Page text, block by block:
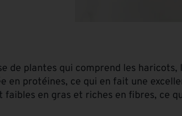
de plantes qui comprend les
en protéines, ce qui en fait une
en gras et riches en fibres, ce